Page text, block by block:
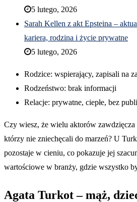
5 lutego, 2026
Sarah Kellen z akt Epsteina –
kariera, rodzina i życie prywatne
5 lutego, 2026
Rodzice: wspierający, zapisali na
Rodzeństwo: brak informacji
Relacje: prywatne, ciepłe, bez
Czy wiesz, że wielu aktorów zawdzięcza
którzy nie zniechęcali do marzeń? U
pozostaje w cieniu, co pokazuje jej
wartościowe w branży, gdzie wszystko
Agata Turkot – mąż,